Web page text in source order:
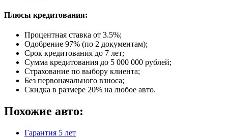
Плюсы кредитования:
Процентная ставка от 3.5%;
Одобрение 97% (по 2 документам);
Срок кредитования до 7 лет;
Сумма кредитования до 5 000 000 рублей;
Страхование по выбору клиента;
Без первоначального взноса;
Скидка в размере 20% на любое авто.
Похожие авто:
Гарантия 5 лет